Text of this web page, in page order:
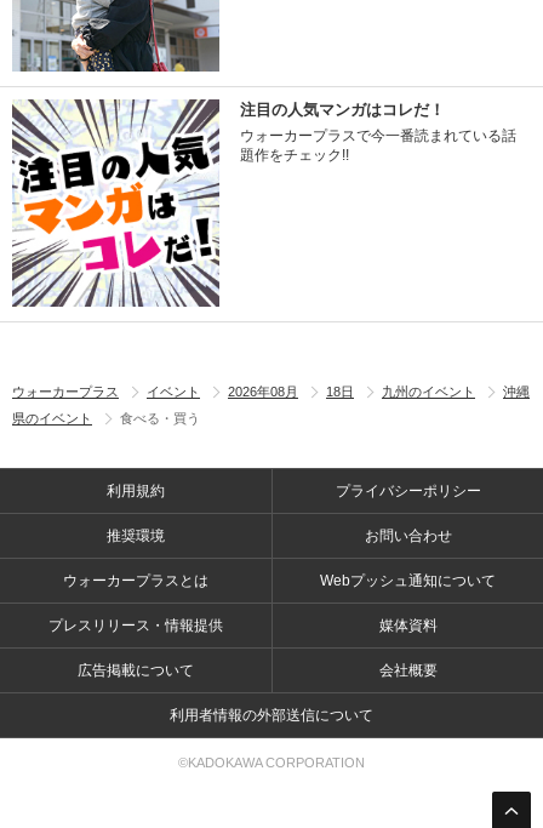
注目の人気マンガはコレだ！
ウォーカープラスで今一番読まれている話
題作をチェック!!
ウォーカープラス イベント 2026年08月 18日 九州のイベント
沖縄
県のイベント
食べる・買う
利用規約 プライバシーポリシー
推奨環境 お問い合わせ
ウォーカープラスとは Webプッシュ通知について
プレスリリース・情報提供 媒体資料
広告掲載について 会社概要
利用者情報の外部送信について
©KADOKAWA CORPORATION